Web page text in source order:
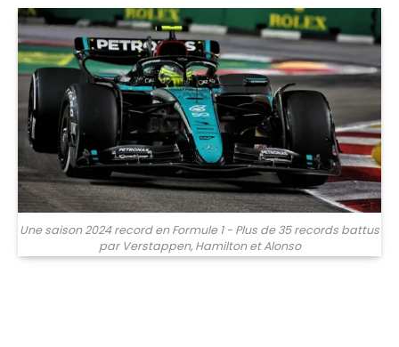
Une saison 2024 record en Formule 1 - Plus de 35 records battus
par Verstappen, Hamilton et Alonso